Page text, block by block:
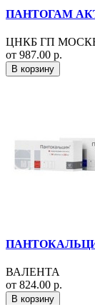
ПАНТОГАМ
ЦНКБ ГП
от 987.00 р.
В корзину
ВАЛЕНТА
от 824.00 р.
В корзину